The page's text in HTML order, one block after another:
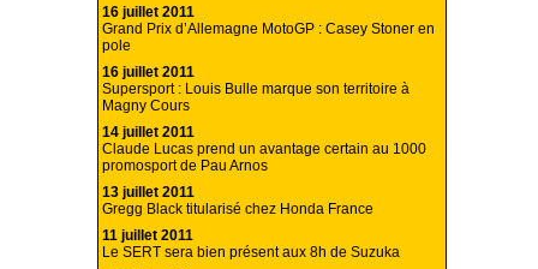
16 juillet 2011
Grand Prix d’Allemagne MotoGP : Casey Stoner en
pole
16 juillet 2011
Supersport : Louis Bulle marque son territoire à
Magny Cours
14 juillet 2011
Claude Lucas prend un avantage certain au 1000
promosport de Pau Arnos
13 juillet 2011
Gregg Black titularisé chez Honda France
11 juillet 2011
Le SERT sera bien présent aux 8h de Suzuka